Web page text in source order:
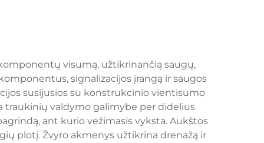
visumą, užtikrinančią saugų,
signalizacijos įrangą ir saugos
susijusios su konstrukcinio vientisumo
traukinių valdymo galimybe per didelius
ant kurio vežimasis vyksta. Aukštos
plotį. Žvyro akmenys užtikrina drenažą ir